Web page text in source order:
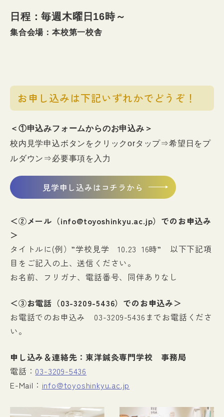
日程：毎週木曜日16時～
集合会場：本校第一校舎
お申し込みは下記いずれかでどうぞ！
＜①申込みフォームからのお申込み＞
校内見学申込ボタンをクリックorタップ⇒希望日をプ
ルダウン⇒必要事項を入力
見学申し込みはコチラから
＜②メール（info@toyoshinkyu.ac.jp）でのお申込み
＞
タイトルに(例）”学校見学 10.23 16時” 以下下記項
目をご記入の上、送信ください。
お名前、フリガナ、電話番号、同伴ありなし
＜③お電話（03-3209-5436）でのお申込み＞
お電話でのお申込み 03-3209-5436までお電話くださ
い。
申し込み＆連絡先：東洋鍼灸専門学校 事務局
電話： 03-3209-5436
E-Mail： info@toyoshinkyu.ac.jp